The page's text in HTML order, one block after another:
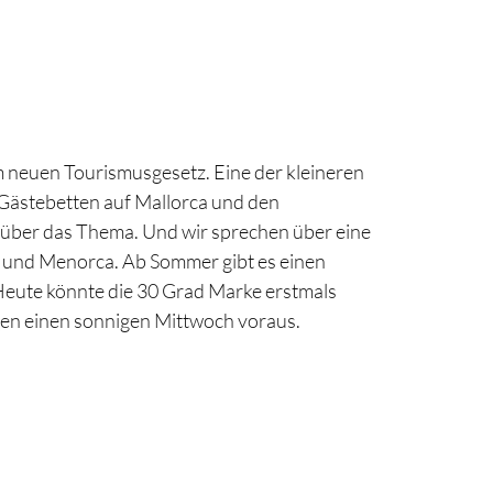
Tourismusgesetz. Eine der kleineren
auf Mallorca und den
das Thema. Und wir sprechen über eine
Menorca. Ab Sommer gibt es einen
könnte die 30 Grad Marke erstmals
einen sonnigen Mittwoch voraus.